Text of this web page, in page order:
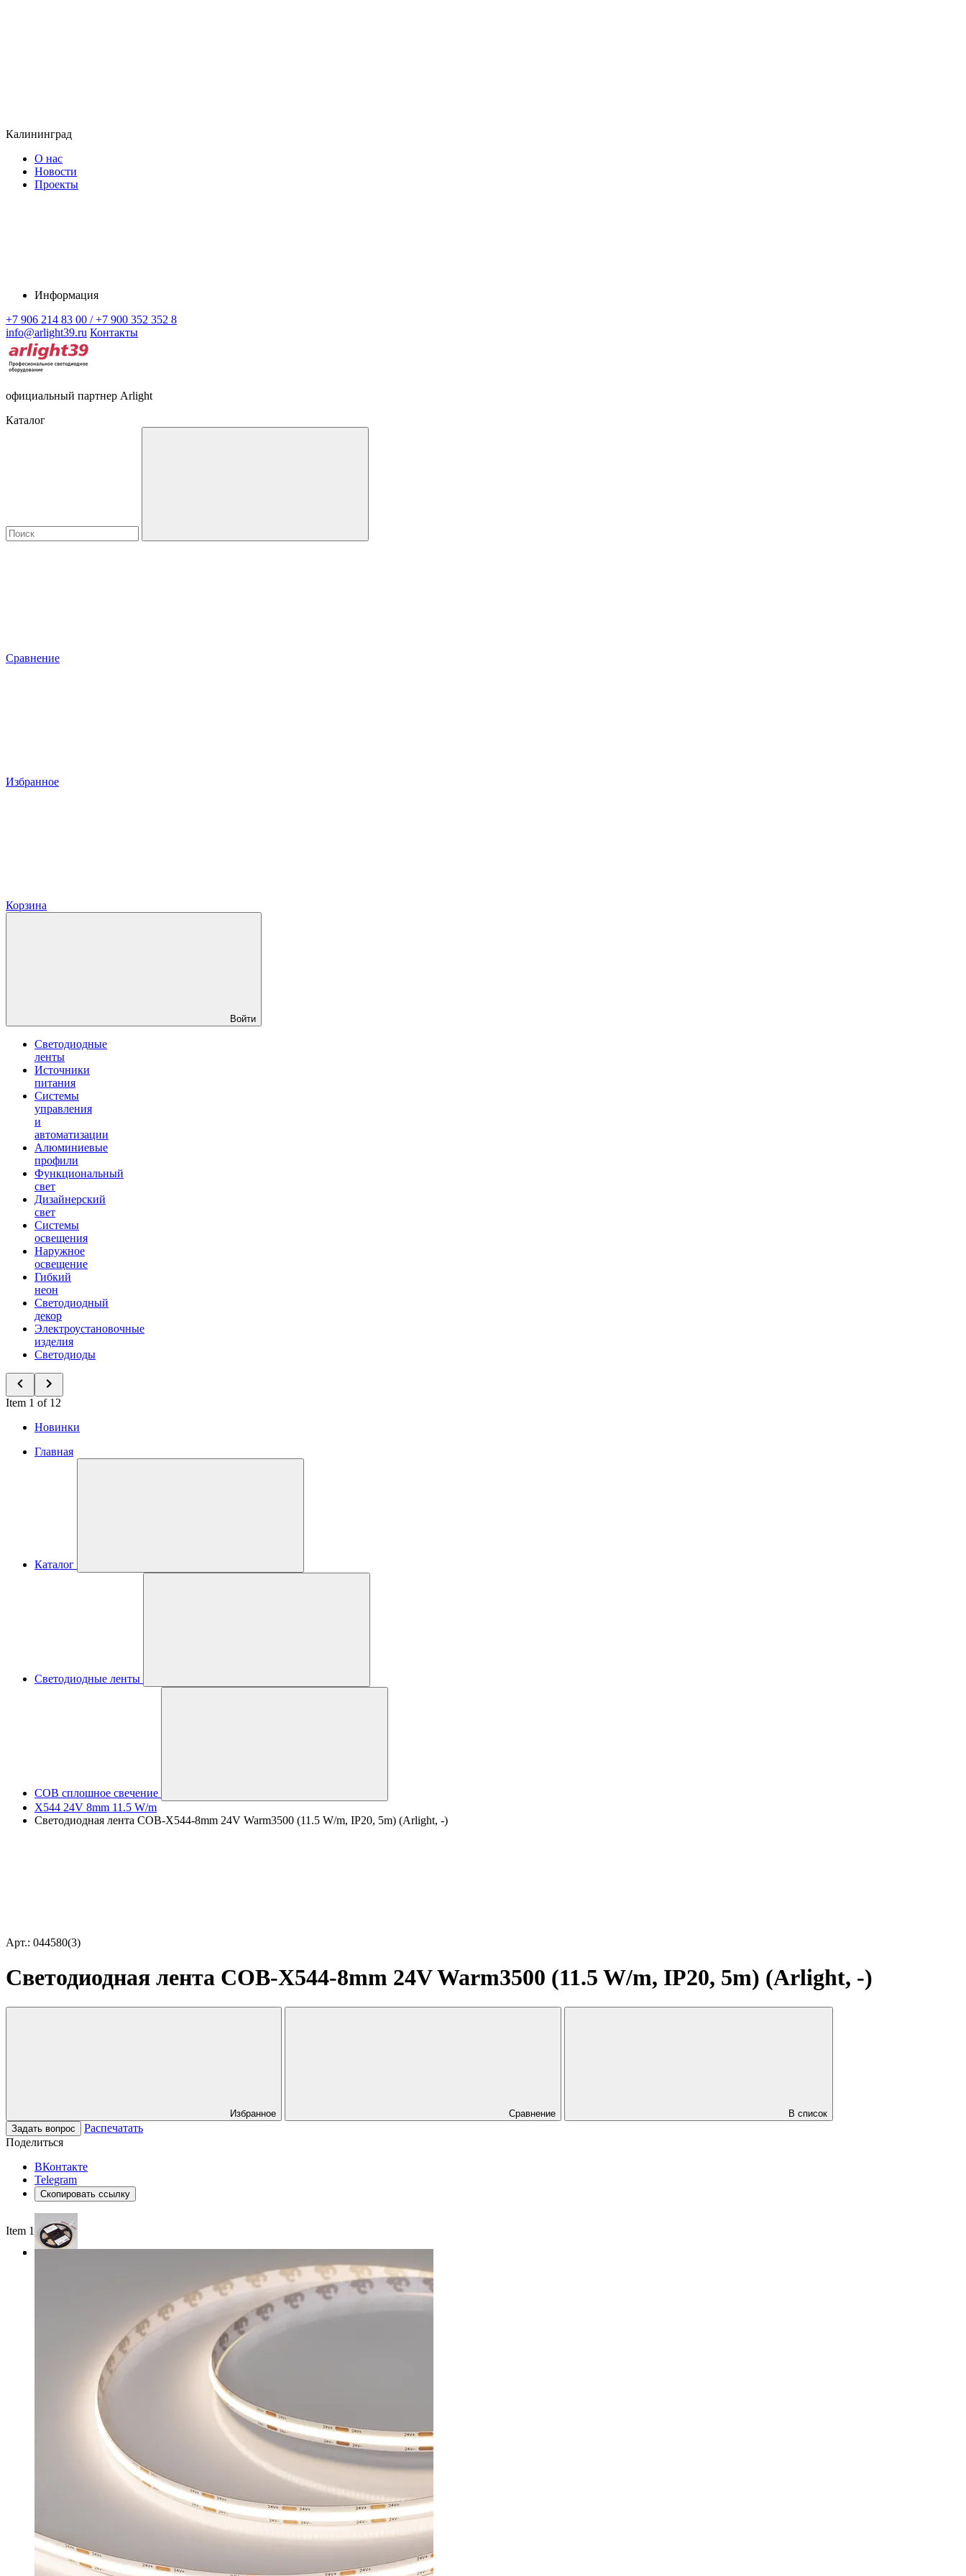
Калининград
О нас
Новости
Проекты
Информация
+7 906 214 83 00 / +7 900 352 352 8
info@arlight39.ru Контакты
официальный партнер Arlight
Каталог
Сравнение
Избранное
Корзина
Войти
Светодиодные
ленты
Источники
питания
Системы
управления
и
автоматизации
Алюминиевые
профили
Функциональный
свет
Дизайнерский
свет
Системы
освещения
Наружное
освещение
Гибкий
неон
Светодиодный
декор
Электроустановочные
изделия
Светодиоды
Item 1 of 12
Новинки
Главная
Каталог
Светодиодные ленты
COB сплошное свечение
X544 24V 8mm 11.5 W/m
Светодиодная лента COB-X544-8mm 24V Warm3500 (11.5 W/m, IP20, 5m) (Arlight, -)
Арт.: 044580(3)
Светодиодная лента COB-X544-8mm 24V Warm3500 (11.5 W/m, IP20, 5m) (Arlight, -)
Избранное Сравнение
В список
Задать вопрос
Распечатать
Поделиться
ВКонтакте
Telegram
Скопировать ссылку
Item 1 of 3